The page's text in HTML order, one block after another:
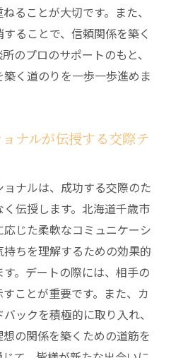
ることが大切です。また、
ることで、信頼関係を築く
のプロのサポートのもと、
く道のりを一歩一歩進めま
ナルが伝授する交際テ
ナルは、成功する交際のた
伝授します。北海道千歳市
じた柔軟なコミュニケーシ
ちを理解するための効果的
。デートの際には、相手の
ことが重要です。また、カ
ックを積極的に取り入れ、
の関係を築くための道筋を